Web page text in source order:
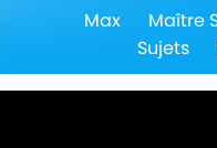
Max Maître
Sujets